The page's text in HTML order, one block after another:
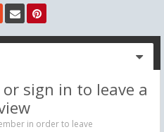
sign in to leave a
in order to leave